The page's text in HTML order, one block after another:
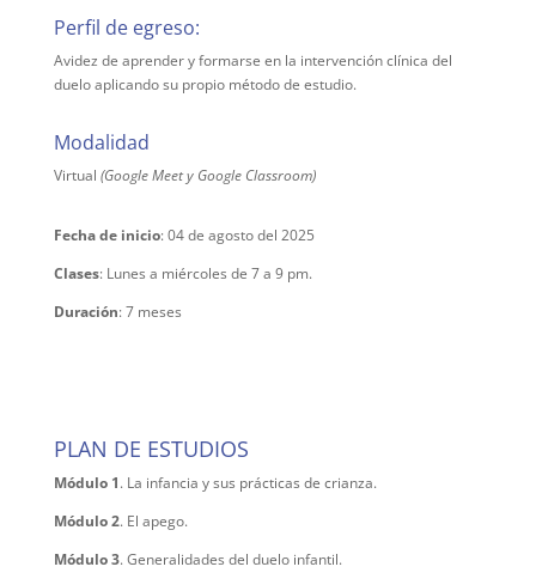
Perfil de egreso:
Avidez de aprender y formarse en la intervención clínica del
duelo aplicando su propio método de estudio.
Modalidad
Virtual (Google Meet y Google Classroom)
Fecha de inicio: 04 de agosto del 2025
Clases: Lunes a miércoles de 7 a 9 pm.
Duración: 7 meses
PLAN DE ESTUDIOS
Módulo 1. La infancia y sus prácticas de crianza.
Módulo 2. El apego.
Módulo 3. Generalidades del duelo infantil.